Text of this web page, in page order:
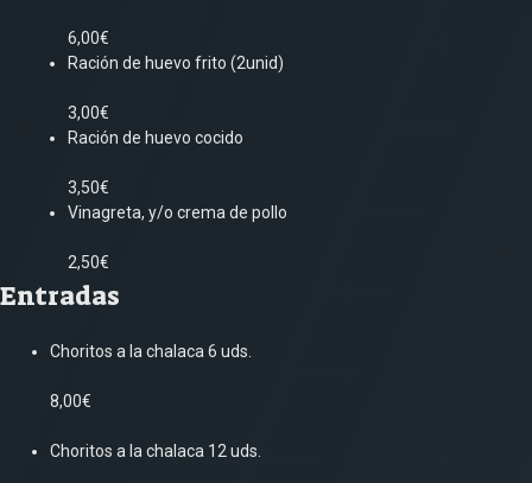
6,00€
Ración de huevo frito (2unid)
3,00€
Ración de huevo cocido
3,50€
Vinagreta, y/o crema de pollo
2,50€
Entradas
Choritos a la chalaca 6 uds.
8,00€
Choritos a la chalaca 12 uds.